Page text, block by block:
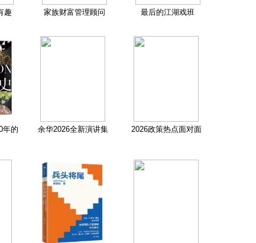
趣 家族财富管理顾问 最后的江湖戏班
年的
余华2026全新演讲集 2026政策热点面对面